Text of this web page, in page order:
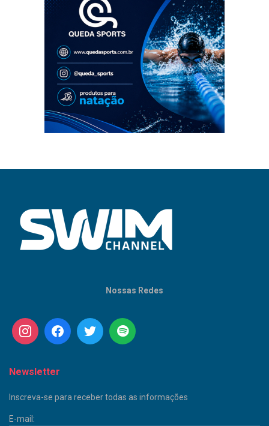
Nossas Redes
Newsletter
Inscreva-se para receber todas as informações
E-mail: